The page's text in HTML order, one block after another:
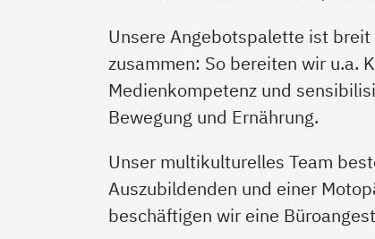
Unsere Angebotspalette ist
zusammen: So bereiten wir u.a.
Medienkompetenz und
Bewegung und Ernährung.
Unser multikulturelles Team
Auszubildenden und einer
beschäftigen wir eine